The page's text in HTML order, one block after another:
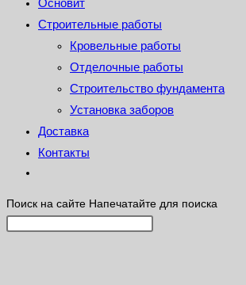
Основит
Строительные работы
Кровельные работы
Отделочные работы
Строительство фундамента
Установка заборов
Доставка
Контакты
Поиск на сайте Напечатайте для поиска